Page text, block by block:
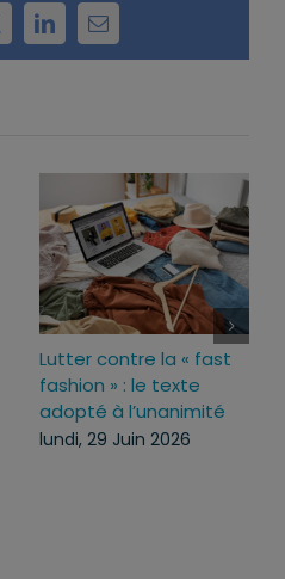
LinkedInEmail
Projet de loi RIPOST :
des réponses fermes
face aux atteintes à
l’ordre public du